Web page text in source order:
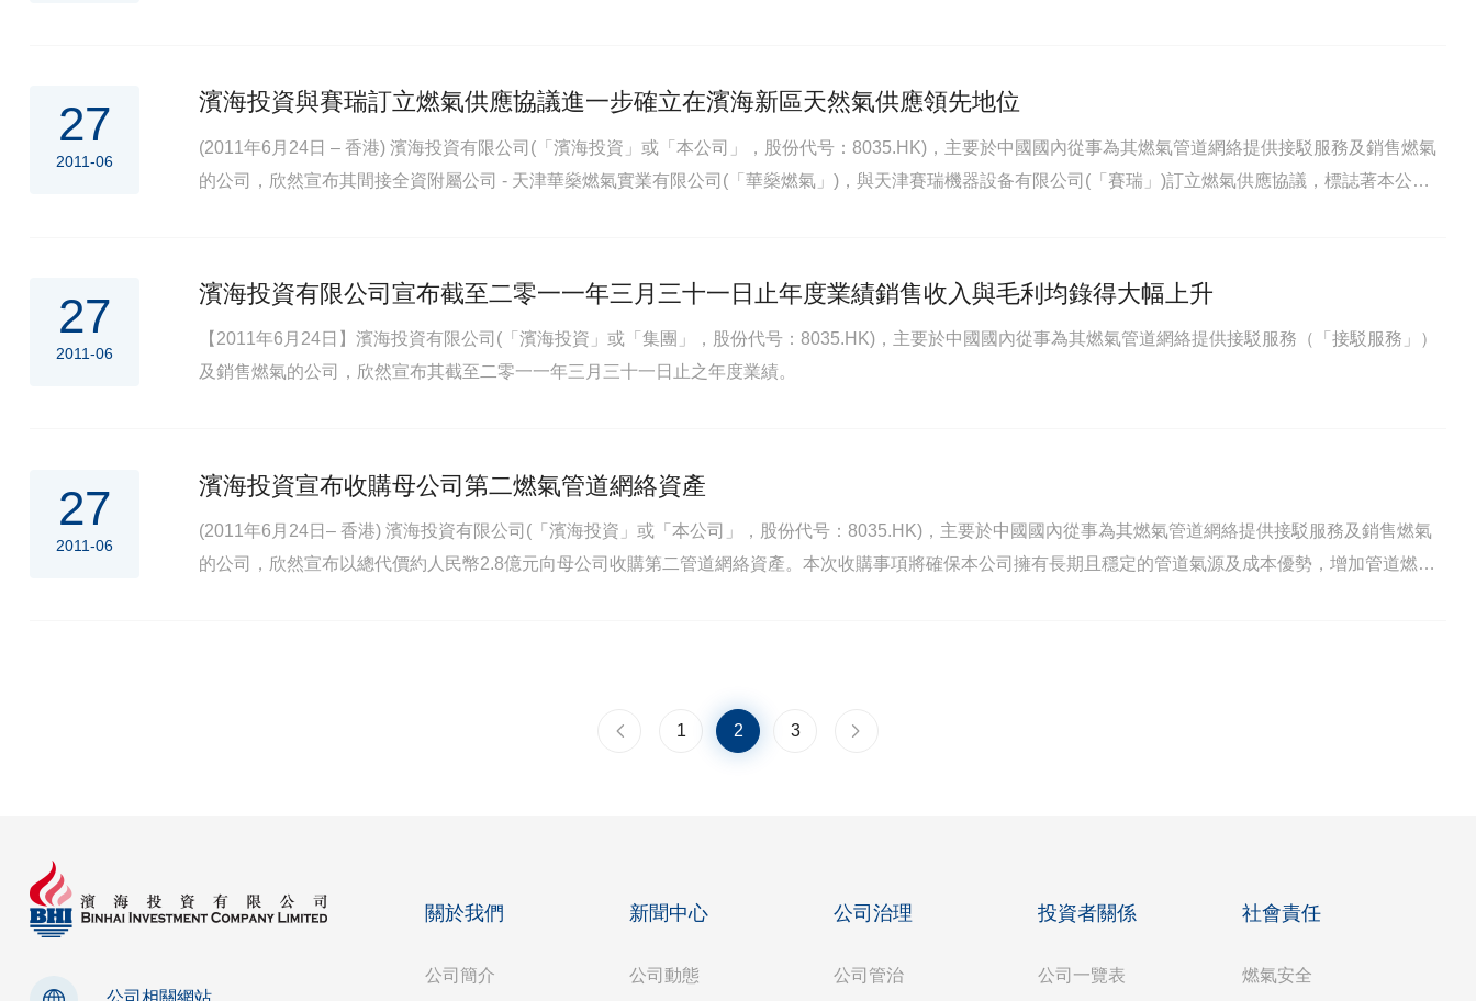
27
2011-06
濱海投資與賽瑞訂立燃氣供應協議進一步確立在濱海新區天然氣供應領先地位
(2011年6月24日 – 香港) 濱海投資有限公司(「濱海投資」或「本公司」，股份代号：8035.HK)，主要於中國國內從事為其燃氣管道網絡提供接駁服務及銷售燃氣
的公司，欣然宣布其間接全資附屬公司 - 天津華燊燃氣實業有限公司(「華燊燃氣」)，與天津賽瑞機器設备有限公司(「賽瑞」)訂立燃氣供應協議，標誌著本公司
27
2011-06
濱海投資有限公司宣布截至二零一一年三月三十一日止年度業績銷售收入與毛利均錄得大幅上升
【2011年6月24日】濱海投資有限公司(「濱海投資」或「集團」，股份代号：8035.HK)，主要於中國國內從事為其燃氣管道網絡提供接駁服務（「接駁服務」）
及銷售燃氣的公司，欣然宣布其截至二零一一年三月三十一日止之年度業績。
27
2011-06
濱海投資宣布收購母公司第二燃氣管道網絡資產
(2011年6月24日– 香港) 濱海投資有限公司(「濱海投資」或「本公司」，股份代号：8035.HK)，主要於中國國內從事為其燃氣管道網絡提供接駁服務及銷售燃氣
的公司，欣然宣布以總代價約人民幣2.8億元向母公司收購第二管道網絡資產。本次收購事項將確保本公司擁有長期且穩定的管道氣源及成本優勢，增加管道燃氣
1 2 3
下一頁
關於我們
公司簡介
新聞中心
公司動態
公司治理
公司管治
投資者關係
公司一覽表
社會責任
燃氣安全
公司相關網站